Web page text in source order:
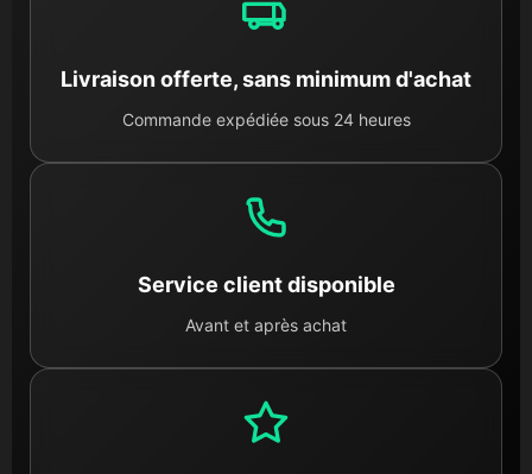
Livraison offerte, sans minimum d'achat
Commande expédiée sous 24 heures
Service client disponible
Avant et après achat